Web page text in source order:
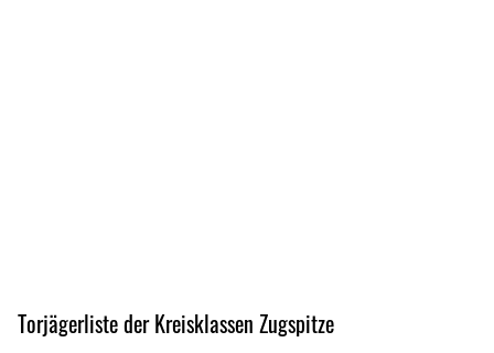
Torjägerliste der Kreisklassen Zugspitze